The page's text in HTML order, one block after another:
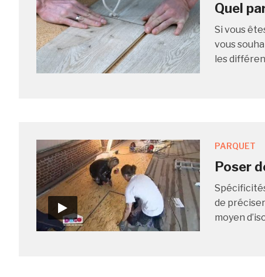
Quel
Si vous
vous
les
PARQUET
Poser
de
moyen